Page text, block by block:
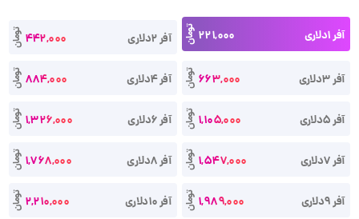
آفر 1دلاری 221,000 تومان آفر 2دلاری 442,000 تومان
آفر 3دلاری 663,000 تومان آفر 4دلاری 884,000 تومان
آفر 5دلاری 1,105,000 تومان آفر 6دلاری 1,326,000 تومان
آفر 7دلاری 1,547,000 تومان آفر 8دلاری 1,768,000 تومان
آفر 9دلاری 1,989,000 تومان آفر 10دلاری 2,210,000 تومان